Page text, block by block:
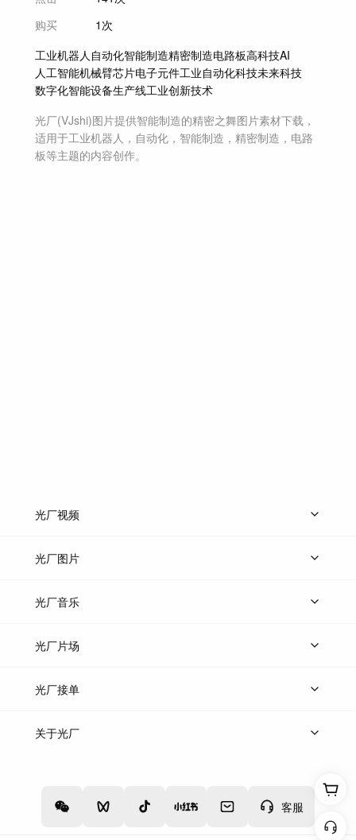
购买
1次
工业机器人 自动化智能制造精密制造电路板高科技AI
人工智能机械臂芯片电子元件工业自动化科技未来科技
数字化智能设备生产线工业创新技术
光厂(VJshi)图片提供智能制造的精密之舞图片素材下载，
适用于工业机器人，自动化，智能制造，精密制造，电路
板等主题的内容创作。
客服
光厂视频
上传视频
光厂图片
上传图片
光厂音乐
热门音乐
光厂片场
上传案例
光厂接单
上架服务
关于光厂